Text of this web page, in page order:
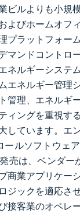
ビルよりも小規
よびホームオフ
プラットフォー
マンドコントロ
ネルギーシステ
エネルギー管理
管理、エネルギ
ィングを重視す
しています。エ
ールソフトウェ
売は、ベンダー
商業アプリケー
ジックを適応さ
接客業のオペレ